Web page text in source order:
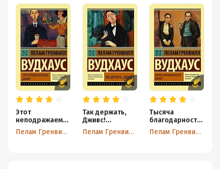
Этот
неподражаемы
й Дживс
Пелам Гренвилл Вудхаус
Так держать,
Дживс!
(сборник)
Пелам Гренвилл Вудхаус
Тысяча
благодарносте
й, Дживс!
Пелам Гренвилл Вудхаус